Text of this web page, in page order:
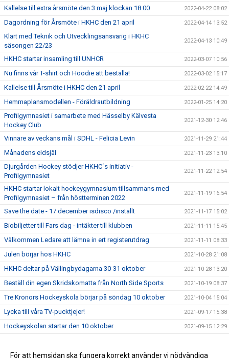
Kallelse till extra årsmöte den 3 maj klockan 18.00 2022-04-22 08:02
Dagordning för Årsmöte i HKHC den 21 april 2022-04-14 13:52
Klart med Teknik och Utvecklingsansvarig i HKHC
säsongen 22/23
2022-04-13 10:49
HKHC startar insamling till UNHCR 2022-03-07 10:56
Nu finns vår T-shirt och Hoodie att beställa! 2022-03-02 15:17
Kallelse till Årsmöte i HKHC den 21 april 2022-02-22 14:49
Hemmaplansmodellen - Föräldrautbildning 2022-01-25 14:20
Profilgymnasiet i samarbete med Hässelby Kälvesta
Hockey Club
2021-12-30 12:46
Vinnare av veckans mål i SDHL - Felicia Levin 2021-11-29 21:44
Månadens eldsjäl 2021-11-23 13:10
Djurgården Hockey stödjer HKHC´s initiativ -
Profilgymnasiet
2021-11-22 12:54
HKHC startar lokalt hockeygymnasium tillsammans med
Profilgymnasiet – från höstterminen 2022
2021-11-19 16:54
Save the date - 17 december isdisco /inställt 2021-11-17 15:02
Biobiljetter till Fars dag - intäkter till klubben 2021-11-11 15:45
Välkommen Ledare att lämna in ert registerutdrag 2021-11-11 08:33
Julen börjar hos HKHC 2021-10-28 21:08
HKHC deltar på Vällingbydagarna 30-31 oktober 2021-10-28 13:20
Beställ din egen Skridskomatta från North Side Sports 2021-10-19 08:37
Tre Kronors Hockeyskola börjar på söndag 10 oktober 2021-10-04 15:04
Lycka till våra TV-pucktjejer! 2021-09-17 15:38
Hockeyskolan startar den 10 oktober 2021-09-15 12:29
Northside Sport Webshop är öppen! 2021-09-01 16:56
För att hemsidan ska fungera korrekt använder vi nödvändiga